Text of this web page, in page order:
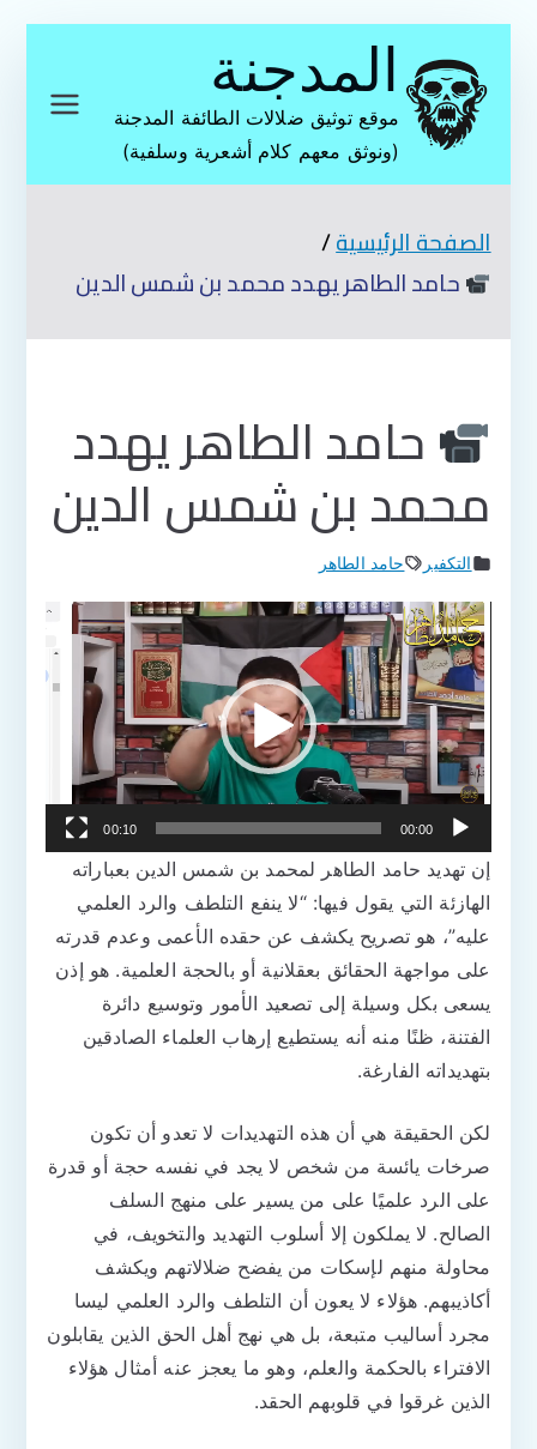
المحتوى
المدجنة
موقع توثيق ضلالات الطائفة المدجنة
(ونوثق معهم كلام أشعرية وسلفية)
الصفحة الرئيسية
حامد الطاهر يهدد محمد بن شمس الدين
حامد الطاهر يهدد
محمد بن شمس الدين
التكفير حامد الطاهر
مشغل
الفيديو
00:00
00:10
إن تهديد حامد الطاهر لمحمد بن شمس الدين بعباراته
الهازئة التي يقول فيها: “لا ينفع التلطف والرد العلمي
عليه”، هو تصريح يكشف عن حقده الأعمى وعدم قدرته
على مواجهة الحقائق بعقلانية أو بالحجة العلمية. هو إذن
يسعى بكل وسيلة إلى تصعيد الأمور وتوسيع دائرة
الفتنة، ظنًا منه أنه يستطيع إرهاب العلماء الصادقين
بتهديداته الفارغة.
لكن الحقيقة هي أن هذه التهديدات لا تعدو أن تكون
صرخات يائسة من شخص لا يجد في نفسه حجة أو قدرة
على الرد علميًا على من يسير على منهج السلف
الصالح. لا يملكون إلا أسلوب التهديد والتخويف، في
محاولة منهم لإسكات من يفضح ضلالاتهم ويكشف
أكاذيبهم. هؤلاء لا يعون أن التلطف والرد العلمي ليسا
مجرد أساليب متبعة، بل هي نهج أهل الحق الذين يقابلون
الافتراء بالحكمة والعلم، وهو ما يعجز عنه أمثال هؤلاء
الذين غرقوا في قلوبهم الحقد.